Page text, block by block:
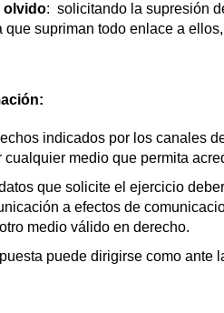
olvido: solicitando la supresión
supriman todo enlace a
indicados por los canales
medio que permita
que solicite el ejercicio
a efectos de
medio válido en derecho.
puede dirigirse como